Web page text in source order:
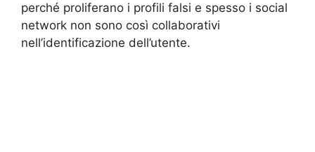
perché proliferano i profili falsi e spesso i social
network non sono così collaborativi
nell’identificazione dell’utente.